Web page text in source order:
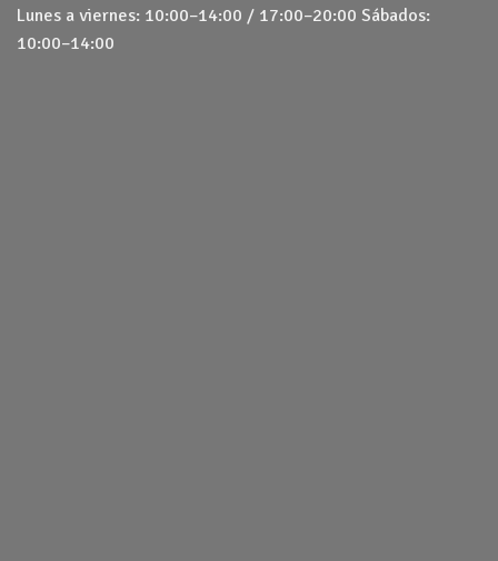
Lunes a viernes: 10:00–14:00 / 17:00–20:00 Sábados:
10:00–14:00